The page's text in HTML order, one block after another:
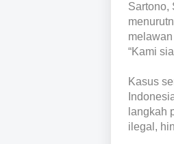
Sartono,
“Kami
Kasus
langkah
ilegal,